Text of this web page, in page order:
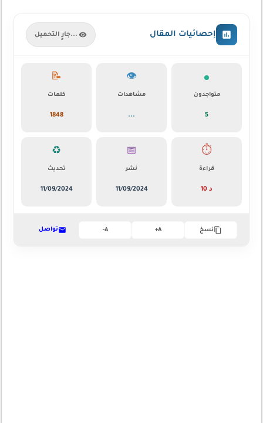
إحصائيات المقال جارٍ التحميل...
متواجدون
5
👁️
مشاهدات
...
📝
كلمات
1848
⏱️
قراءة
10 د
📅
نشر
11/09/2024
♻️
تحديث
11/09/2024
نسخ A+
A- تواصل